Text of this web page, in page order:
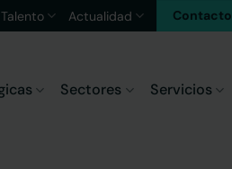
Talento Actualidad Contacto
Sectores Servicios